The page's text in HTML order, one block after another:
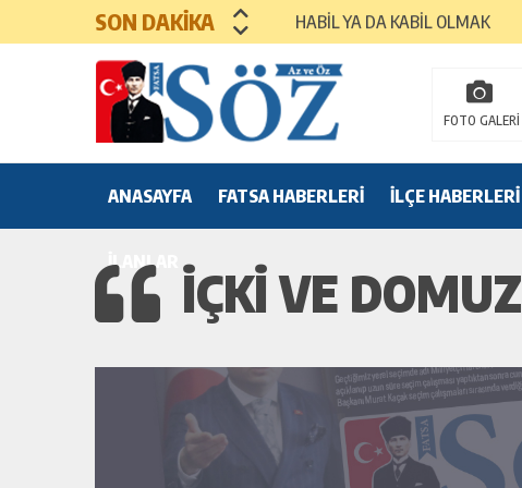
SON DAKİKA
HABİL YA DA KABİL OLMAK
MEZUNİYET TÖRENLERİ
FOTO GALERİ
ANASAYFA FATSA HABERLERİ İLÇE HABERLERİ
İLANLAR İÇKİ VE DOMUZ